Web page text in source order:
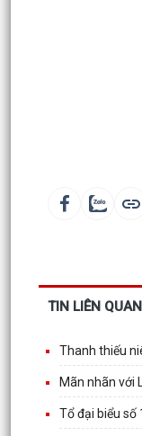
TIN LIÊN QUAN
Thanh thiếu
Mãn nhãn với
Tổ đại biểu số